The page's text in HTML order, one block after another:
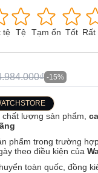
tệ Tệ Tạm ổn Tốt Rất
-15%
lượng sản phẩm,
phẩm trong trường
theo điều kiện của
toàn quốc, đồng